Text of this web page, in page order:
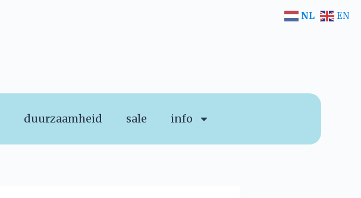
duurzaamheid sale info
NL EN